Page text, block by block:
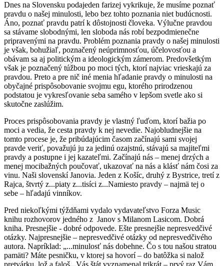
Dnes na Slovensku podajeden farizej vykrikuje, že musíme poznať
pravdu o našej minulosti, lebo bez tohto poznania niet budúcnosti.
Áno, poznať pravdu patrí k dôstojnosti človeka. Výlučne pravdou
sa stávame slobodnými, len sloboda nás robí bezpodmienečne
pripravenými na pravdu. Problém poznania pravdy o našej minulosti
je však, bohužiaľ, poznačený neúprimnosťou, účelovosťou a
obávam sa aj politickým a ideologickým zámerom. Predovšetkým
však je poznačený túžbou po moci tých, ktorí najviac vrieskajú za
pravdou. Preto a pre nič iné menia hľadanie pravdy o minulosti na
obyčajné prispôsobovanie svojmu egu, ktorého prirodzenou
podstatou je vykresľovanie seba samého v lepšom svetle ako si
skutočne zaslúžim.
Proces prispôsobovania pravdy je vlastný ľuďom, ktorí bažia po
moci a vedia, že cesta pravdy k nej nevedie. Najobludnejšie na
tomto procese je, že pribúdajúcim časom začínajú sami svojej
pravde veriť, považujú ju za jedinú ozajstnú, stávajú sa majiteľmi
pravdy a postupne i jej kazateľmi. Začínajú nás – menej drzých a
menej mocibažných poučovať, ukazovať na nás a klásť nám čosi za
vinu. Naši slovenskí Janovia. Jeden z Košíc, druhý z Bystrice, tretí z
Rajca, štvrtý z...piaty z...tisíci z...Namiesto pravdy – najmä tej o
sebe – hľadajú vinníkov.
Pred niekoľkými týždňami vydalo vydavateľstvo Forza Music
knihu rozhovorov jedného z Janov s Milanom Lasicom. Dobrá
kniha. Presnejšie - dobré odpovede. Ešte presnejšie nepresvedčivé
otázky. Najpresnejšie – nepresvedčivé otázky od nepresvedčivého
autora. Napríklad: „...minulosť nás dobehne. Čo s tou našou stratou
pamäti? Máte pesničku, v ktorej sa hovorí – do batôžka si nalož